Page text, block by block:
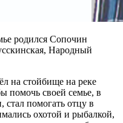
родился Сопочин
Народный
на стойбище на реке
помочь своей семье, в
стал помогать отцу в
охотой и рыбалкой,